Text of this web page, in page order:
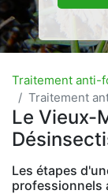
Traitement anti-
Traitement
Le Vieux-
Les étapes
professionnels